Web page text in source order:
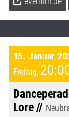
15. Januar
Freitag,
Lore //